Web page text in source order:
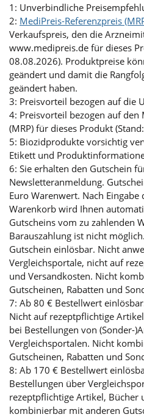
1: Unverbindliche
2: MediPreis-Referenzpreis
Verkaufspreis, den die
www.medipreis.de für dieses
08.08.2026). Produktpreise
geändert und damit die
geändert haben.
3: Preisvorteil bezogen auf die
4: Preisvorteil bezogen auf den
(MRP) für dieses Produkt
5: Biozidprodukte vorsichtig
Etikett und
6: Sie erhalten den Gutschein
Newsletteranmeldung.
Euro Warenwert. Nach Eingabe
Warenkorb wird Ihnen
Gutscheins vom zu zahlenden
Barauszahlung ist nicht
Gutschein einlösbar. Nicht
Vergleichsportale, nicht auf
und Versandkosten. Nicht
Gutscheinen, Rabatten und
7: Ab 80 € Bestellwert
Nicht auf rezeptpflichtige
bei Bestellungen von (Sonder-
Vergleichsportalen. Nicht
Gutscheinen, Rabatten und
8: Ab 170 € Bestellwert
Bestellungen über
rezeptpflichtige Artikel, Bücher
kombinierbar mit anderen